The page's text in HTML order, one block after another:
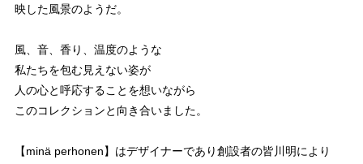
映した風景のようだ。
風、音、香り、温度のような
私たちを包む見えない姿が
人の心と呼応することを想いながら
このコレクションと向き合いました。
【minä perhonen】はデザイナーであり創設者の皆川明により